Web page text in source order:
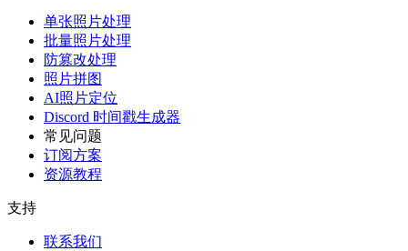
单张照片处理
批量照片处理
防篡改处理
照片拼图
AI照片定位
Discord 时间戳生成器
常见问题
订阅方案
资源教程
支持
联系我们